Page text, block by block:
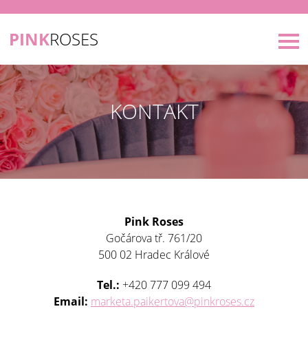
PINKROSES
KONTAKT
Pink Roses
Gočárova tř. 761/20
500 02 Hradec Králové
Tel.: +420 777 099 494
Email: marketa.paikertova@pinkroses.cz